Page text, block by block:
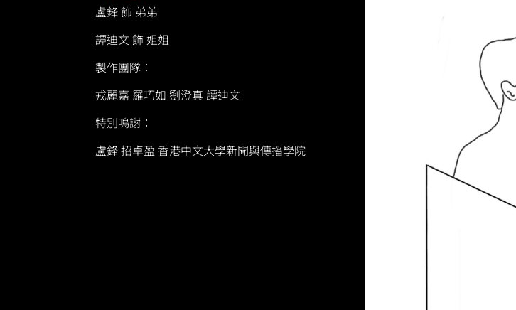
盧鋒 飾 弟弟
譚迪文 飾 姐姐
製作團隊：
戎麗嘉 羅巧如 劉澄真 譚迪文
特別鳴謝：
盧鋒 招卓盈 香港中文大學新聞與傳播學院